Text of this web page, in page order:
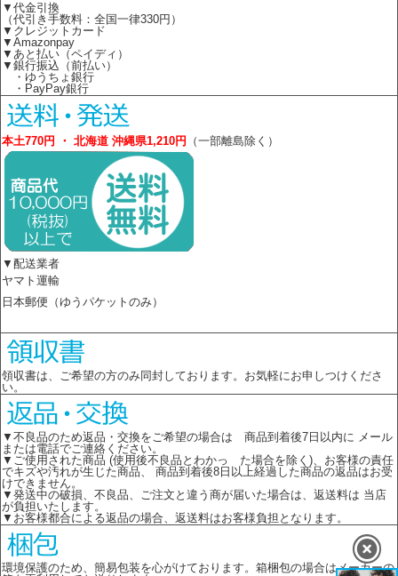
▼代金引換
（代引き手数料：全国一律330円）
▼クレジットカード
▼Amazonpay
▼あと払い（ペイディ）
▼銀行振込（前払い）
・ゆうちょ銀行
・PayPay銀行
本土770円 ・ 北海道 沖縄県1,210円 （一部離島除く）
▼配送業者
ヤマト運輸
日本郵便（ゆうパケットのみ）
領収書は、ご希望の方のみ同封しております。お気軽にお申しつけくださ
い。
▼不良品のため返品・交換をご希望の場合は 商品到着後7日以内に メール
または電話でご連絡ください。
▼ご使用された商品 (使用後不良品とわかっ た場合を除く)、お客様の責任
でキズや汚れが生じた商品、 商品到着後8日以上経過した商品の返品はお受
けできません。
▼発送中の破損、不良品、ご注文と違う商が届いた場合は、返送料は 当店
が負担いたします。
▼お客様都合による返品の場合、返送料はお客様負担となります。
環境保護のため、簡易包装を心がけております。箱梱包の場合はメーカーの